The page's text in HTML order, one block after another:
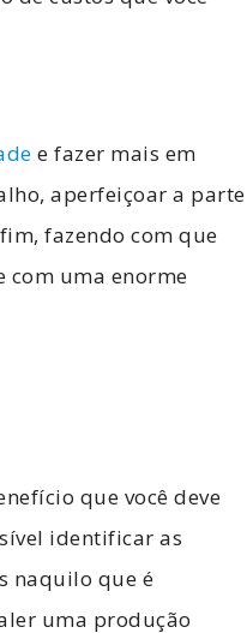
e fazer mais em
aperfeiçoar a parte
fazendo com que
com uma enorme
que você deve
identificar as
naquilo que é
uma produção